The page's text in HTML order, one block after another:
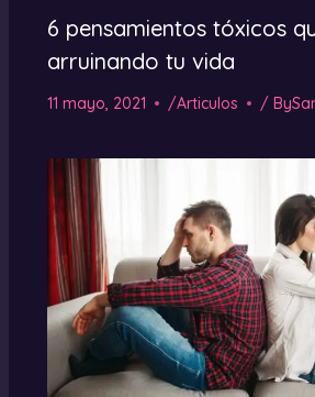
6 pensamientos tóxicos
arruinando tu vida
11 mayo, 2021 /Articulos / By